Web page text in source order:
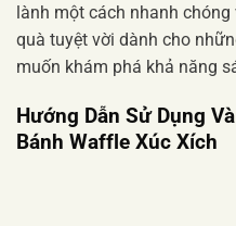
lành một cách nhanh
quà tuyệt vời dành cho
muốn khám phá khả năng
Hướng Dẫn Sử Dụng
Bánh Waffle Xúc Xích